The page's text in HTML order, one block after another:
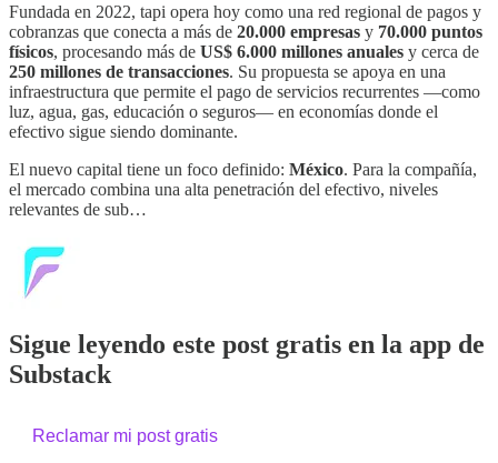
Fundada en 2022, tapi opera hoy como una red regional de pagos y
cobranzas que conecta a más de 20.000 empresas y 70.000 puntos
físicos, procesando más de US$ 6.000 millones anuales y cerca de
250 millones de transacciones. Su propuesta se apoya en una
infraestructura que permite el pago de servicios recurrentes —como
luz, agua, gas, educación o seguros— en economías donde el
efectivo sigue siendo dominante.
El nuevo capital tiene un foco definido: México. Para la compañía,
el mercado combina una alta penetración del efectivo, niveles
relevantes de sub…
Sigue leyendo este post gratis en la app de
Substack
Reclamar mi post gratis